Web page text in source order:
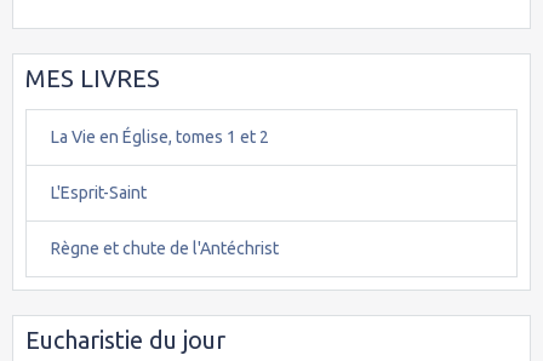
MES LIVRES
La Vie en Église, tomes 1 et 2
L'Esprit-Saint
Règne et chute de l'Antéchrist
Eucharistie du jour